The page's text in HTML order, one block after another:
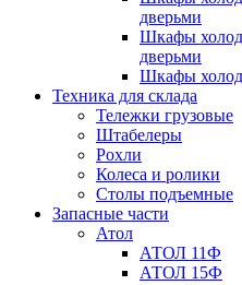
дверьми
Шкафы
дверьми
Шкафы
Техника для склада
Тележки грузовые
Штабелеры
Рохли
Колеса и ролики
Столы подъемные
Запасные части
Атол
АТОЛ 11Ф
АТОЛ 15Ф